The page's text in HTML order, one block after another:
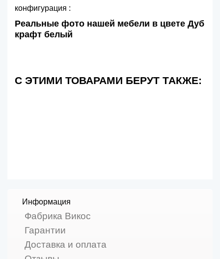
конфигурация :
Реальные фото нашей мебели в цвете Дуб
крафт белый
С ЭТИМИ ТОВАРАМИ БЕРУТ ТАКЖЕ:
Информация
Фабрика Викос
Гарантии
Доставка и оплата